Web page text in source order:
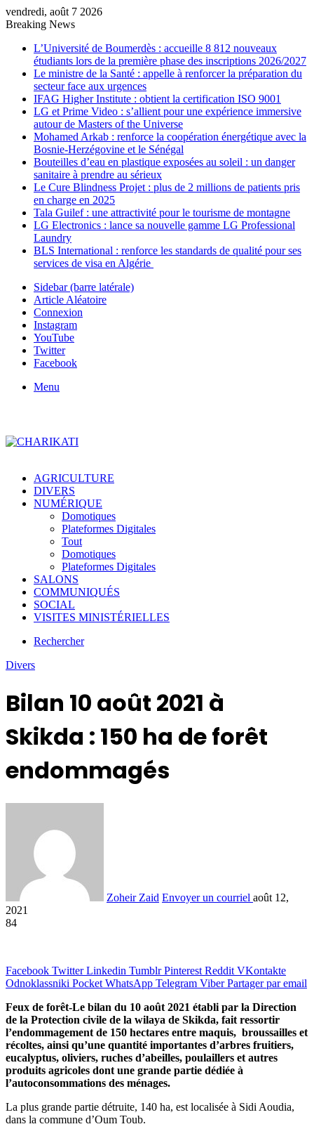
vendredi, août 7 2026
Breaking News
L’Université de Boumerdès : accueille 8 812 nouveaux
étudiants lors de la première phase des inscriptions 2026/2027
Le ministre de la Santé : appelle à renforcer la préparation du
secteur face aux urgences
IFAG Higher Institute : obtient la certification ISO 9001
LG et Prime Video : s’allient pour une expérience immersive
autour de Masters of the Universe
Mohamed Arkab : renforce la coopération énergétique avec la
Bosnie-Herzégovine et le Sénégal
Bouteilles d’eau en plastique exposées au soleil : un danger
sanitaire à prendre au sérieux
Le Cure Blindness Projet : plus de 2 millions de patients pris
en charge en 2025
Tala Guilef : une attractivité pour le tourisme de montagne
LG Electronics : lance sa nouvelle gamme LG Professional
Laundry
BLS International : renforce les standards de qualité pour ses
services de visa en Algérie
Sidebar (barre latérale)
Article Aléatoire
Connexion
Instagram
YouTube
Twitter
Facebook
Menu
AGRICULTURE
DIVERS
NUMÉRIQUE
Domotiques
Plateformes Digitales
Tout
Domotiques
Plateformes Digitales
SALONS
COMMUNIQUÉS
SOCIAL
VISITES MINISTÉRIELLES
Rechercher
Divers
Bilan 10 août 2021 à
Skikda : 150 ha de forêt
endommagés
Zoheir Zaid Envoyer un courriel août 12,
2021
84
Facebook Twitter Linkedin Tumblr Pinterest Reddit VKontakte
Odnoklassniki Pocket WhatsApp Telegram Viber Partager par email
Feux de forêt-Le bilan du 10 août 2021 établi par la Direction
de la Protection civile de la wilaya de Skikda, fait ressortir
l’endommagement de 150 hectares entre maquis, broussailles et
récoltes, ainsi qu’une quantité importantes d’arbres fruitiers,
eucalyptus, oliviers, ruches d’abeilles, poulaillers et autres
produits agricoles dont une grande partie dédiée à
l’autoconsommations des ménages.
La plus grande partie détruite, 140 ha, est localisée à Sidi Aoudia,
dans la commune d’Oum Toub.